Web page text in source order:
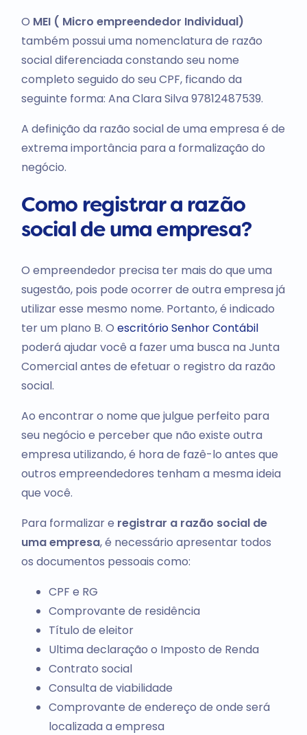
O MEI ( Micro empreendedor Individual)
também possui uma nomenclatura de razão
social diferenciada constando seu nome
completo seguido do seu CPF, ficando da
seguinte forma: Ana Clara Silva 97812487539.
A definição da razão social de uma empresa é de
extrema importância para a formalização do
negócio.
Como registrar a razão
social de uma empresa?
O empreendedor precisa ter mais do que uma
sugestão, pois pode ocorrer de outra empresa já
utilizar esse mesmo nome. Portanto, é indicado
ter um plano B. O escritório Senhor Contábil
poderá ajudar você a fazer uma busca na Junta
Comercial antes de efetuar o registro da razão
social.
Ao encontrar o nome que julgue perfeito para
seu negócio e perceber que não existe outra
empresa utilizando, é hora de fazê-lo antes que
outros empreendedores tenham a mesma ideia
que você.
Para formalizar e registrar a razão social de
uma empresa, é necessário apresentar todos
os documentos pessoais como:
CPF e RG
Comprovante de residência
Título de eleitor
Ultima declaração o Imposto de Renda
Contrato social
Consulta de viabilidade
Comprovante de endereço de onde será
localizada a empresa